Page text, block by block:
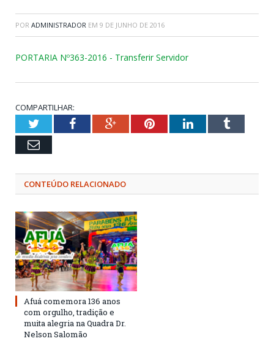
POR ADMINISTRADOR EM 9 DE JUNHO DE 2016
PORTARIA Nº363-2016 - Transferir Servidor
COMPARTILHAR:
TwitterFacebookGoogle+PinterestLinkedInTumblr
Email
CONTEÚDO RELACIONADO
Afuá comemora 136 anos
com orgulho, tradição e
muita alegria na Quadra Dr.
Nelson Salomão